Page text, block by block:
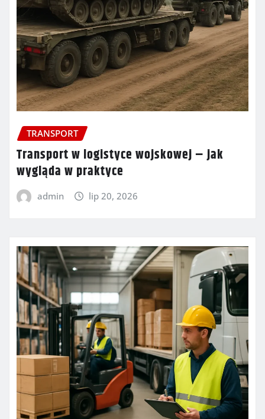
TRANSPORT
Transport w logistyce wojskowej – jak
wygląda w praktyce
admin lip 20, 2026